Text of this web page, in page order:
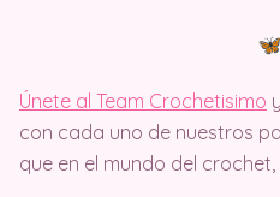
Únete al Team Crochetisimo
con cada uno de nuestros
que en el mundo del crochet,